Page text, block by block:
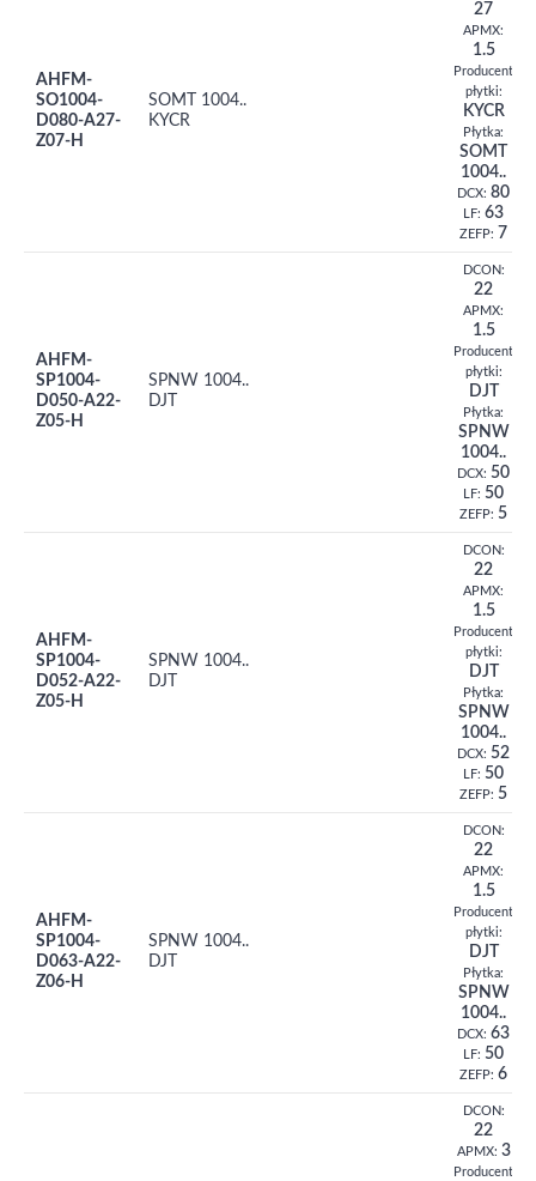
AHFM-
SO1004-
D080-A27-
Z07-H
SOMT 1004..
KYCR
27
APMX:
1.5
Producent
płytki:
KYCR
Płytka:
SOMT
1004..
DCX: 80
LF: 63
ZEFP: 7
AHFM-
SP1004-
D050-A22-
Z05-H
SPNW 1004..
DJT
DCON:
22
APMX:
1.5
Producent
płytki:
DJT
Płytka:
SPNW
1004..
DCX: 50
LF: 50
ZEFP: 5
AHFM-
SP1004-
D052-A22-
Z05-H
SPNW 1004..
DJT
DCON:
22
APMX:
1.5
Producent
płytki:
DJT
Płytka:
SPNW
1004..
DCX: 52
LF: 50
ZEFP: 5
AHFM-
SP1004-
D063-A22-
Z06-H
SPNW 1004..
DJT
DCON:
22
APMX:
1.5
Producent
płytki:
DJT
Płytka:
SPNW
1004..
DCX: 63
LF: 50
ZEFP: 6
DCON:
22
APMX: 3
Producent